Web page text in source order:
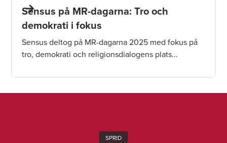
Sensus på MR-dagarna: Tro och
demokrati i fokus
Sensus deltog på MR-dagarna 2025 med fokus på
tro, demokrati och religionsdialogens plats...
SPRID